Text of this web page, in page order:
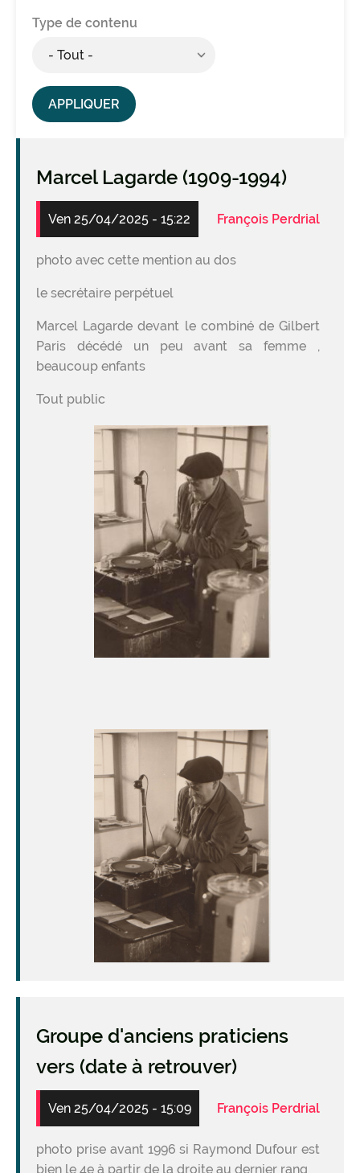
Type de contenu
Marcel Lagarde (1909-1994)
Ven 25/04/2025 - 15:22 François Perdrial
photo avec cette mention au dos
le secrétaire perpétuel
Marcel Lagarde devant le combiné de Gilbert
Paris décédé un peu avant sa femme ,
beaucoup enfants
Tout public
Image
Groupe d'anciens praticiens
vers (date à retrouver)
Ven 25/04/2025 - 15:09 François Perdrial
photo prise avant 1996 si Raymond Dufour est
bien le 4e à partir de la droite au dernier rang